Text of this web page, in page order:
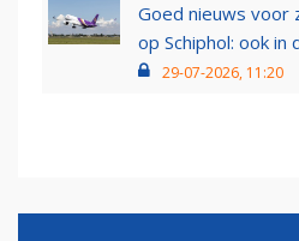
Goed nieuws voor
op Schiphol: ook
29-07-2026, 11:20